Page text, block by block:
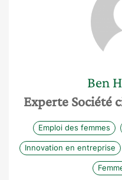
Ben
Experte Société
Emploi des femmes
Innovation en entreprise